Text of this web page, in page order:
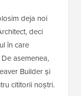
deja noi
deci
în care
asemenea,
Builder și
cititorii noștri.